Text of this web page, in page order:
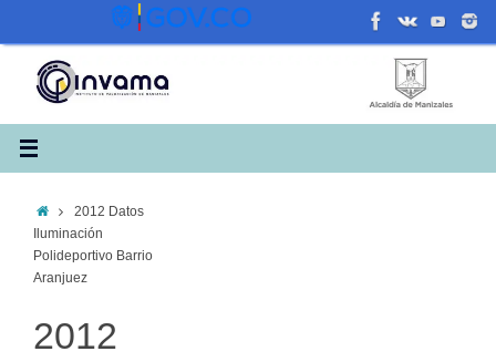
contenido
Inicio2012 Datos
Iluminación
Polideportivo Barrio
Aranjuez
2012